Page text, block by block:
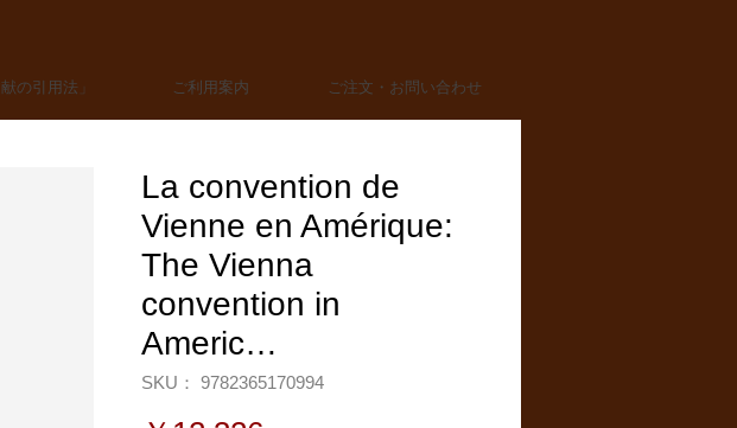
の引用法」 ご利用案内 ご注文・お問い合わせ
La convention de
Vienne en Amérique:
The Vienna
convention in
Americ…
SKU： 9782365170994